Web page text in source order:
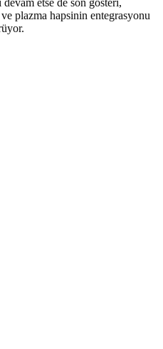
etse de son gösteri,
plazma hapsinin entegrasyonu